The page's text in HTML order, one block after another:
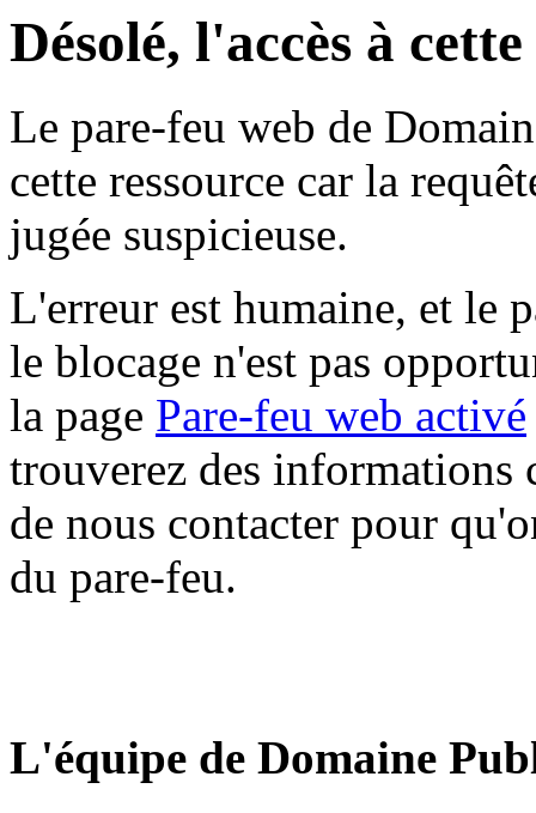
Désolé, l'accès à
Le pare-feu web de
cette ressource car la
jugée suspicieuse.
L'erreur est humaine, et le
le blocage n'est pas
la page Pare-feu web activé
trouverez des informations
de nous contacter pour
du pare-feu.
L'équipe de Domaine